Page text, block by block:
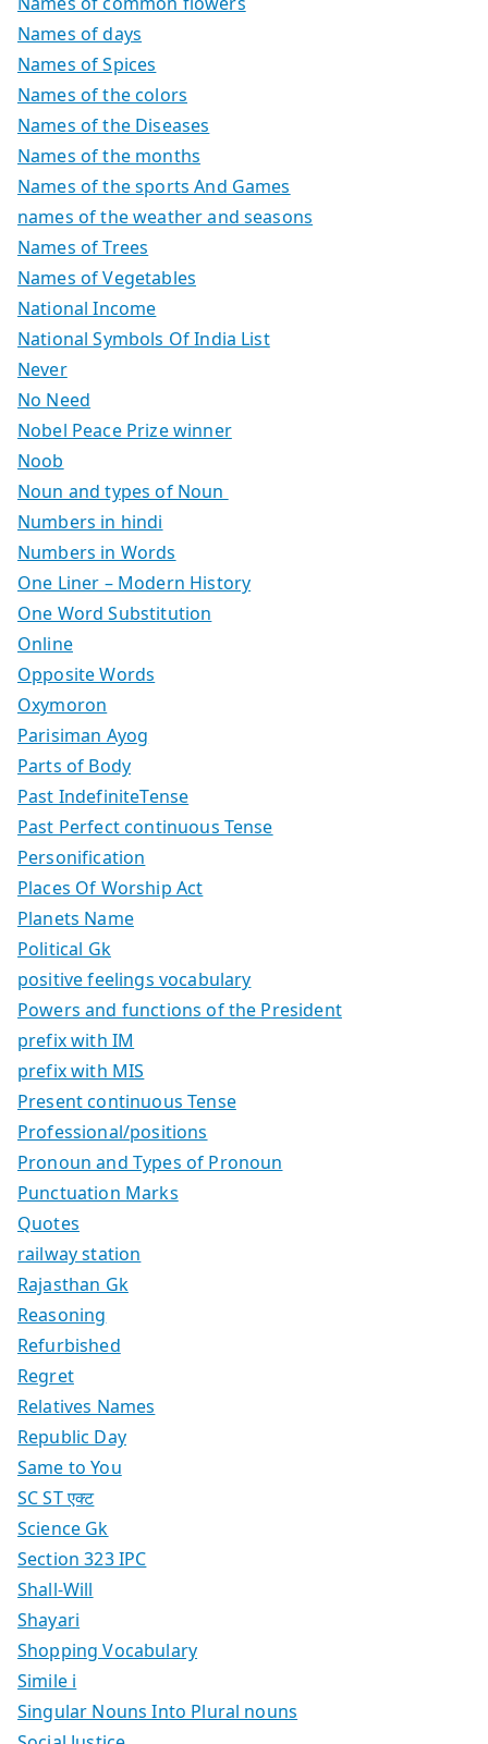
Names of days
Names of Spices
Names of the colors
Names of the Diseases
Names of the months
Names of the sports And Games
names of the weather and seasons
Names of Trees
Names of Vegetables
National Income
National Symbols Of India List
Never
No Need
Nobel Peace Prize winner
Noob
Noun and types of Noun
Numbers in hindi
Numbers in Words
One Liner – Modern History
One Word Substitution
Online
Opposite Words
Oxymoron
Parisiman Ayog
Parts of Body
Past IndefiniteTense
Past Perfect continuous Tense
Personification
Places Of Worship Act
Planets Name
Political Gk
positive feelings vocabulary
Powers and functions of the President
prefix with IM
prefix with MIS
Present continuous Tense
Professional/positions
Pronoun and Types of Pronoun
Punctuation Marks
Quotes
railway station
Rajasthan Gk
Reasoning
Refurbished
Regret
Relatives Names
Republic Day
Same to You
SC ST एक्ट
Science Gk
Section 323 IPC
Shall-Will
Shayari
Shopping Vocabulary
Simile i
Singular Nouns Into Plural nouns